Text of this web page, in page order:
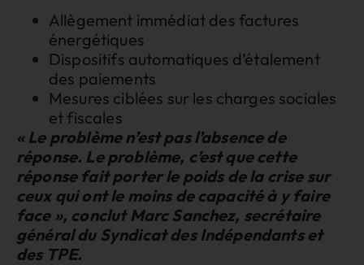
Allègement immédiat des factures
énergétiques
Dispositifs automatiques d’étalement
des paiements
Mesures ciblées sur les charges sociales
et fiscales
« Le problème n’est pas l’absence de
réponse. Le problème, c’est que cette
réponse fait porter le poids de la crise sur
ceux qui ont le moins de capacité à y faire
face », conclut Marc Sanchez, secrétaire
général du Syndicat des Indépendants et
des TPE.